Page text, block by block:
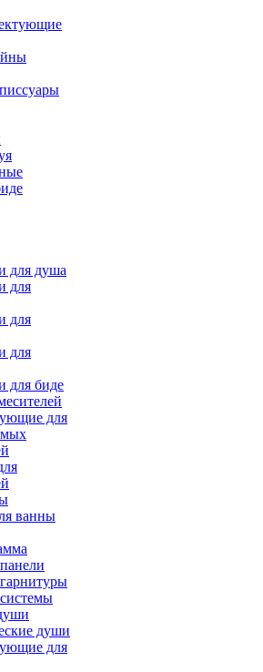
для душа
для
для
для
для биде
для
ванны
души
для